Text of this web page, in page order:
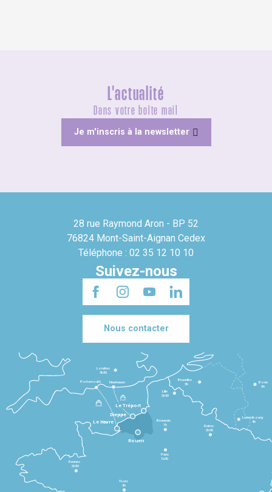
L'actualité
Dans votre boîte mail
Je m'inscris à la newsletter
28 rue Raymond Aron - BP 52
76824 Mont-Saint-Aignan Cedex
Téléphone : 02 35 12 10 10
Suivez-nous
Nous contacter
Le Havre
Dieppe
Le Tréport
Rennes
2h30
Tours
3h
Paris
1h30
Beauvais
1h
Reims
2h45
Lille
2h30
Bruxelles
3h
Londres
3h30
Newhaven
Portsmouth
Bonn
5h
Luxembourg
4h
Rouen